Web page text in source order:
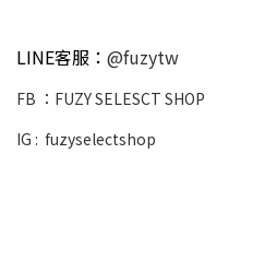
LINE客服： @fuzytw
FB ： FUZY SELESCT SHOP
IG : fuzyselectshop